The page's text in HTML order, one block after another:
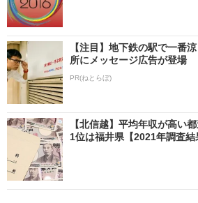
【注目】地下鉄の駅で一番
所にメッセージ広告が登場
PR(ねとらぼ)
【北信越】平均年収が高い
1位は福井県【2021年調査結